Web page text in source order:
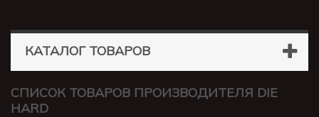
КАТАЛОГ ТОВАРОВ
СПИСОК ТОВАРОВ ПРОИЗВОДИТЕЛЯ DIE
HARD